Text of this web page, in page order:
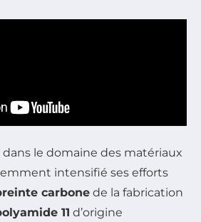
le domaine des matériaux
intensifié ses efforts
carbone de la fabrication
11 d’origine